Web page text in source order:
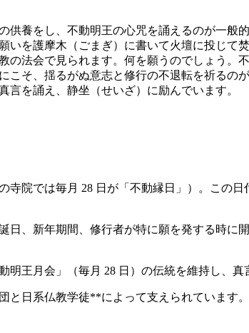
養をし、不動明王の心咒を誦えるのが一般
を護摩木（ごまぎ）に書いて火壇に投じて
法会で見られます。何を願うのでしょう。
そ、揺るがぬ意志と修行の不退転を祈るの
を誦え、静坐（せいざ）に励んでいます。
院では毎月 28 日が「不動縁日」）。この
、新年期間、修行者が特に願を発する時に
王月会」（毎月 28 日）の伝統を維持し、真
日系仏教学徒**によって支えられています